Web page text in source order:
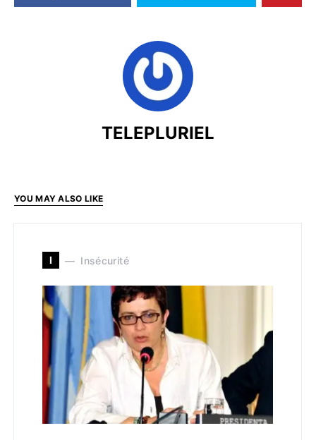
TELEPLURIEL
YOU MAY ALSO LIKE
I Insécurité